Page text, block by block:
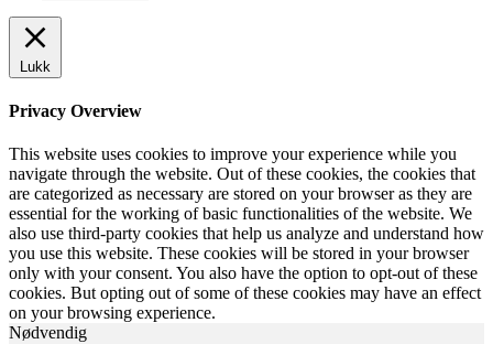
Lukk
Privacy Overview
This website uses cookies to improve your experience while you
navigate through the website. Out of these cookies, the cookies that
are categorized as necessary are stored on your browser as they are
essential for the working of basic functionalities of the website. We
also use third-party cookies that help us analyze and understand how
you use this website. These cookies will be stored in your browser
only with your consent. You also have the option to opt-out of these
cookies. But opting out of some of these cookies may have an effect
on your browsing experience.
Nødvendig